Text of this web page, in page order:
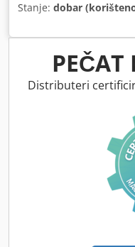
Stanje: dobar
PEČAT
Distributeri